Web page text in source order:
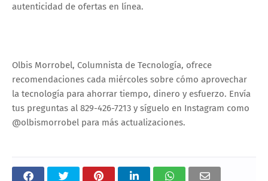
autenticidad de ofertas en línea.
Olbis Morrobel, Columnista de Tecnología, ofrece
recomendaciones cada miércoles sobre cómo aprovechar
la tecnología para ahorrar tiempo, dinero y esfuerzo. Envía
tus preguntas al 829-426-7213 y síguelo en Instagram como
@olbismorrobel para más actualizaciones.